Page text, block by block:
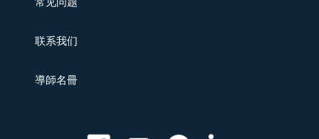
常见问题
联系我们
導師名冊